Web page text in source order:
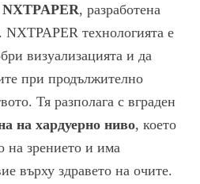
NXTPAPER, разработена
технологията е
визуализацията и да
при продължително
Тя разполага с вграден
на хардуерно ниво, което
на зрението и има
върху здравето на очите.